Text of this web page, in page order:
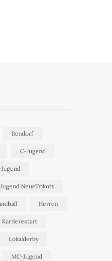
Bendorf
C-Jugend
NeueTrikots
Herren
Karrierestart
Lokalderby
MC-Jugend